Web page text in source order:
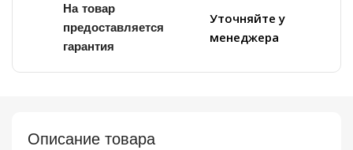
На товар
предоставляется
гарантия
Уточняйте у
менеджера
Описание товара